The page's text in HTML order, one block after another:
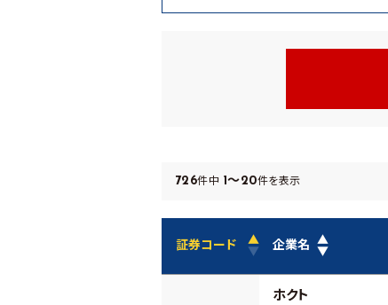
726件中 1～20件を表示
▲
証券コード ▼
▲
企業名 ▼
ホクト